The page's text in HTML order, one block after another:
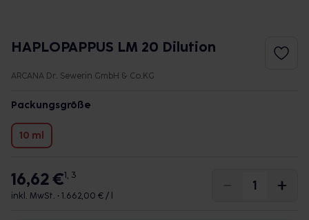
HAPLOPAPPUS LM 20 Dilution
ARCANA Dr. Sewerin GmbH & Co.KG
Packungsgröße
10 ml
16,62 €1, 3
inkl. MwSt. • 1.662,00 € / l